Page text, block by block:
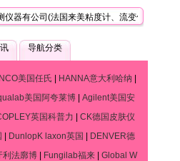
有公司(法国来美粘度计、流变仪、质构仪
导航分类
美国任氏 HANNA意大利哈纳
美国阿夸莱博
Agilent美国安
英国科普力
CK德国皮肤仪
DunlopK laxon英国
DENVER德
利法廓博 Fungilab福来
Global W